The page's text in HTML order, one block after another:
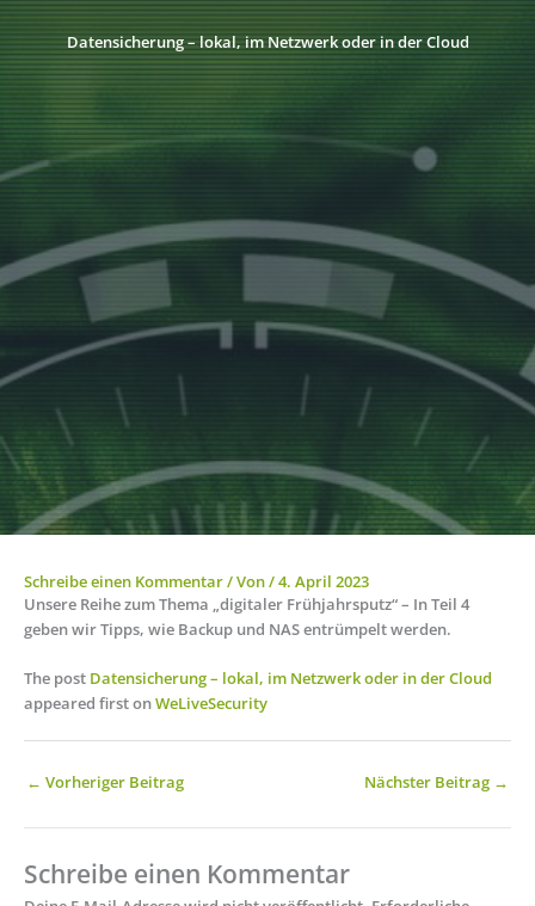
Datensicherung – lokal, im Netzwerk oder in der Cloud
Schreibe einen Kommentar/ Von/4. April 2023
Unsere Reihe zum Thema „digitaler Frühjahrsputz“ – In Teil 4
geben wir Tipps, wie Backup und NAS entrümpelt werden.
The post Datensicherung – lokal, im Netzwerk oder in der Cloud
appeared first onWeLiveSecurity
← Vorheriger Beitrag Nächster Beitrag →
Schreibe einen Kommentar